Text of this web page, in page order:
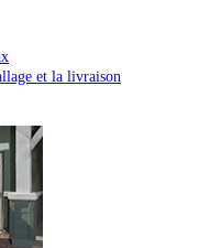
et la livraison